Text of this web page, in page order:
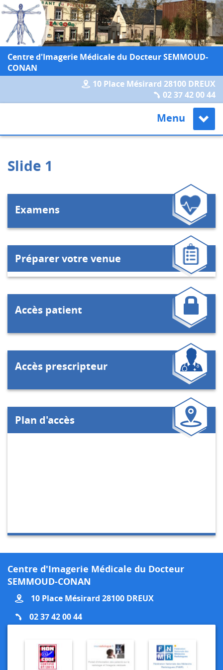
Centre d'Imagerie Médicale du Docteur SEMMOUD-
CONAN
10 Place Mésirard 28100 DREUX
02 37 42 00 44
Menu
Slide 1
Plan d'accès
Examens
Préparer votre venue
Accès patient
Accès prescripteur
Centre d'Imagerie Médicale du Docteur
SEMMOUD-CONAN
10 Place Mésirard 28100 DREUX
02 37 42 00 44